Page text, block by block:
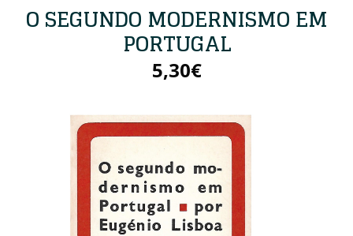
O SEGUNDO MODERNISMO EM
PORTUGAL
5,30€